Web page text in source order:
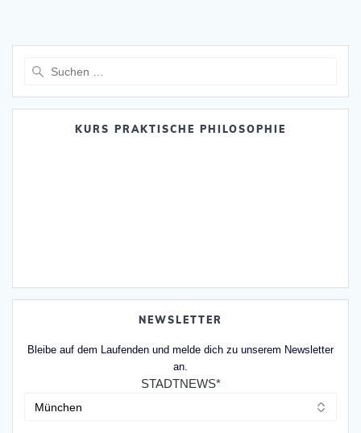
KURS PRAKTISCHE PHILOSOPHIE
NEWSLETTER
Bleibe auf dem Laufenden und melde dich zu unserem Newsletter
an.
STADTNEWS*